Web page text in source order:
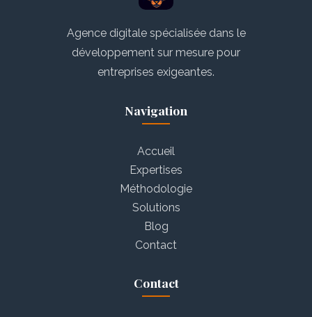
Agence digitale spécialisée dans le
développement sur mesure pour
entreprises exigeantes.
Navigation
Accueil
Expertises
Méthodologie
Solutions
Blog
Contact
Contact